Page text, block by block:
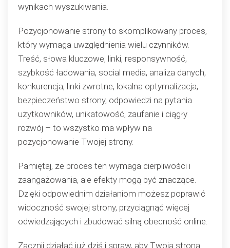
wynikach wyszukiwania.
Pozycjonowanie strony to skomplikowany proces,
który wymaga uwzględnienia wielu czynników.
Treść, słowa kluczowe, linki, responsywność,
szybkość ładowania, social media, analiza danych,
konkurencja, linki zwrotne, lokalna optymalizacja,
bezpieczeństwo strony, odpowiedzi na pytania
użytkowników, unikatowość, zaufanie i ciągły
rozwój – to wszystko ma wpływ na
pozycjonowanie Twojej strony.
Pamiętaj, że proces ten wymaga cierpliwości i
zaangażowania, ale efekty mogą być znaczące.
Dzięki odpowiednim działaniom możesz poprawić
widoczność swojej strony, przyciągnąć więcej
odwiedzających i zbudować silną obecność online.
Zacznij działać już dziś i spraw, aby Twoja strona